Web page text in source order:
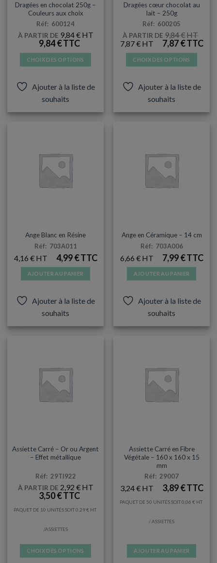
Dragées en chocolat 250g –
Couleurs aux choix
Réf: 600124
À PARTIR DE 9,84€
9,84€
CHOIX DES OPTIONS
a
plusieurs
variations.
être
choisies
sur
Ajouter à la liste de
souhaits
Dragées cœur chocolat au
lait – 250g
Réf: 600205
À PARTIR DE9,84€
LE
PRIX
INITIAL
ÉTAIT :
9,84 €.
7,87€
LE
PRIX
ACTUEL
EST :
7,87 €.
7,87€
CHOIX DES OPTIONS
a
plusieurs
variations.
être
choisies
sur
Ajouter à la liste de
souhaits
Ange Blanc en Résine
Réf: 703A011
4,16 € 4,99€
AJOUTER AU PANIER
Ajouter à la liste de
souhaits
Ange en Céramique – 14 cm
Réf: 703A006
6,66 € 7,99€
AJOUTER AU PANIER
Ajouter à la liste de
souhaits
Assiette Carré – Or ou Argent
– Effet métallique
Réf: 29TI922
À PARTIR DE 2,92 €
3,50€
PAQUET DE 10 UNITÉS SOIT0,29€
/ASSIETTES
CHOIX DES OPTIONS
Assiette Carré en Fibre
Végétale – 160 x 160 x 15
mm
Réf: 29007
3,24€ 3,89€
PAQUET DE 50 UNITÉS SOIT0,06 €
/ ASSIETTES
AJOUTER AU PANIER